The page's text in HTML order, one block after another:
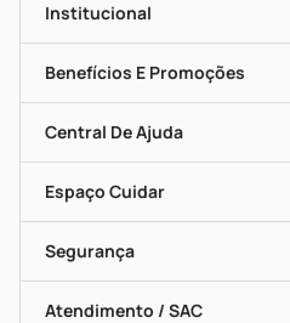
Institucional
História
Nossas Lojas
Mapa De Categorias
Blog Da PP
Seja Uma Loja Parceira
Benefícios E Promoções
Clube PP
Convênios
Programa Popular Do Brasil
Encarte De Ofertas
Dermaclub
Descontos De Laboratório (PBM)
Cupons E Ofertas
Central De Ajuda
Entrega
Recompra Programada
Compras Com Receita
Alomed (tele-Entrega)
Formas De Pagamento
Troca E Devolução
Bulas De A A Z
Políticas De Marketplace
Espaço Cuidar
Vacinas
Serviços Farmacêuticos
Testes Rápidos
Autoteste Covid-19
Segurança
Certificado De Segurança
Portal Da Privacidade
Atendimento / SAC